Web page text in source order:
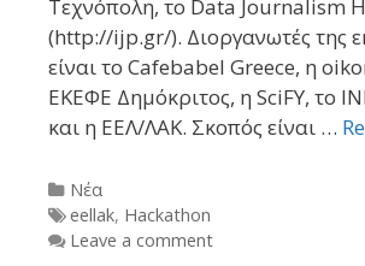
Τεχνόπολη, το Data Journalism
(http://ijp.gr/). Διοργανωτές της
είναι το Cafebabel Greece, η
ΕΚΕΦΕ Δημόκριτος, η SciFY, το
και η ΕΕΛ/ΛΑΚ. Σκοπός είναι …
Categories
Νέα
Tags
eellak, Hackathon
Leave a comment